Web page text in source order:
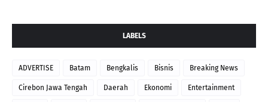
LABELS
ADVERTISE Batam Bengkalis Bisnis Breaking News
Cirebon Jawa Tengah Daerah Ekonomi Entertainment